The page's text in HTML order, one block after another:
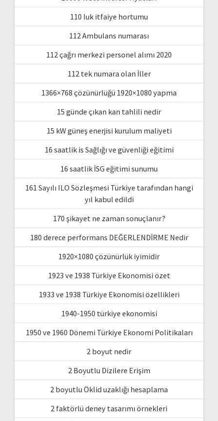
110 luk itfaiye hortumu
112 Ambulans numarası
112 çağrı merkezi personel alımı 2020
112 tek numara olan İller
1366×768 çözünürlüğü 1920×1080 yapma
15 günde çıkan kan tahlili nedir
15 kW güneş enerjisi kurulum maliyeti
16 saatlik is Sağlığı ve güvenliği eğitimi
16 saatlik İSG eğitimi sunumu
161 Sayılı ILO Sözleşmesi Türkiye tarafından hangi
yıl kabul edildi
170 şikayet ne zaman sonuçlanır?
180 derece performans DEĞERLENDİRME Nedir
1920×1080 çözünürlük iyimidir
1923 ve 1938 Türkiye Ekonomisi özet
1933 ve 1938 Türkiye Ekonomisi özellikleri
1940-1950 türkiye ekonomisi
1950 ve 1960 Dönemi Türkiye Ekonomi Politikaları
2 boyut nedir
2 Boyutlu Dizilere Erişim
2 boyutlu Öklid uzaklığı hesaplama
2 faktörlü deney tasarımı örnekleri